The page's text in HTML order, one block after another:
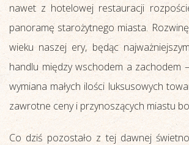
nawet z hotelowej restauracji
panoramę starożytnego miasta.
wieku naszej ery, będąc
handlu między wschodem a zachodem
wymiana małych ilości luksusowych
zawrotne ceny i przynoszących miastu
Co dziś pozostało z tej dawnej